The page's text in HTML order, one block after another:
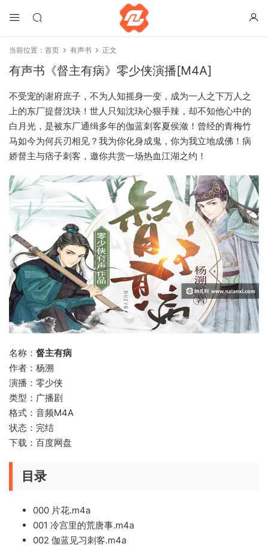
当前位置： 首页 有声书 正文
有声书《督主有病》零少侠演播[M4A]
不受宠的谢府庶子，不为人知摇身一变，成为一人之下万人之
上的东厂提督沈玦！世人只知沈玦心狠手辣，却不知他心中的
白月光，是被东厂通缉多年的伽蓝刺客夏侯潋！曾经的青梅竹
马如今为何兵刃相见？我为你化身成鬼，你为我立地成佛！病
娇督主与痞子刺客，邀你共赏一场热血江湖之约！
名称： 督主有病
作者：杨溯
演播：零少侠
类型：广播剧
格式：音频M4A
状态：完结
下载：百度网盘
目录
000 片花.m4a
001 冷宫里的荒唐事.m4a
002 伽蓝见习刺客.m4a